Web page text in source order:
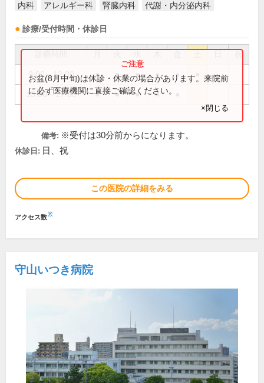
内科 アレルギー科 腎臓内科 代謝・内分泌内科
診療/受付時間・休診日
祝
9:00～12:00 ● ● ● ● ●
13:00～17:00 ● ● ● ●
お盆(8月中旬)は休診・休業の場合があります。来院前
に必ず医療機関に直接ご確認ください。
×閉じる
備考: ※受付は30分前からになります。
休診日: 日、祝
この医院の詳細をみる
アクセス数※
守山いつき病院